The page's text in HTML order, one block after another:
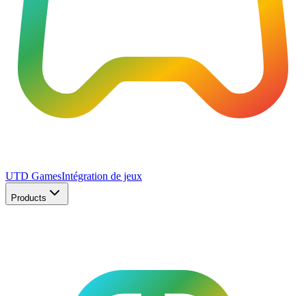
UTD GamesIntégration de jeux
Products